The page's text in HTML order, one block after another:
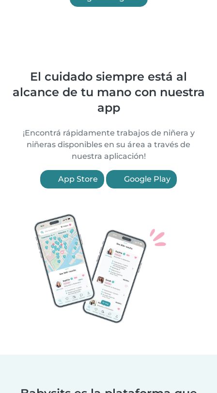
El cuidado siempre está al
alcance de tu mano con nuestra
app
¡Encontrá rápidamente trabajos de niñera y
niñeras disponibles en su área a través de
nuestra aplicación!
App Store Google Play